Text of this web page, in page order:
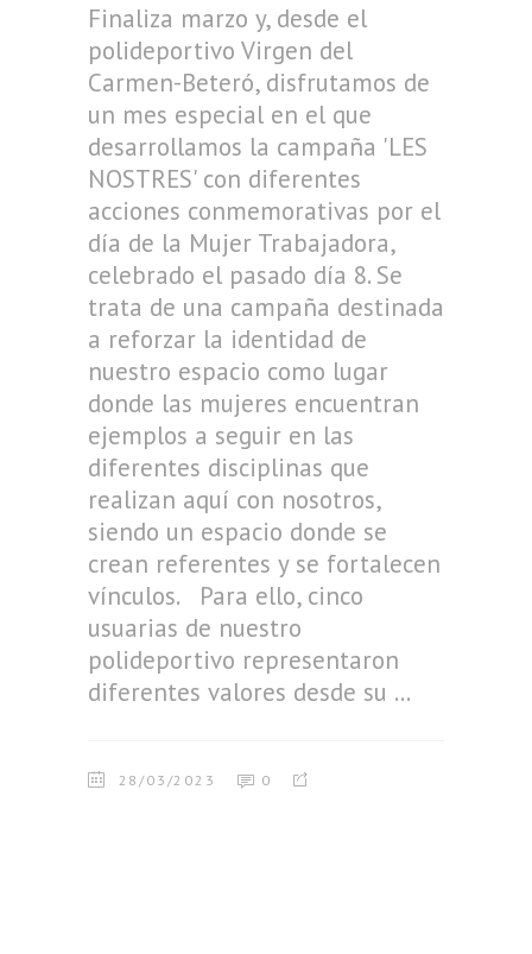
Finaliza marzo y, desde el
polideportivo Virgen del
Carmen-Beteró, disfrutamos de
un mes especial en el que
desarrollamos la campaña 'LES
NOSTRES' con diferentes
acciones conmemorativas por el
día de la Mujer Trabajadora,
celebrado el pasado día 8. Se
trata de una campaña destinada
a reforzar la identidad de
nuestro espacio como lugar
donde las mujeres encuentran
ejemplos a seguir en las
diferentes disciplinas que
realizan aquí con nosotros,
siendo un espacio donde se
crean referentes y se fortalecen
vínculos. Para ello, cinco
usuarias de nuestro
polideportivo representaron
diferentes valores desde su
28/03/2023 0